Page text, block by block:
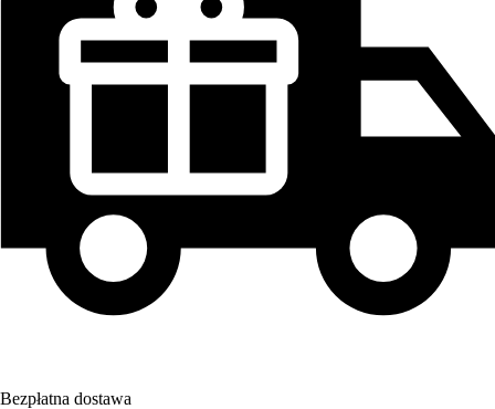
Bezpłatna dostawa